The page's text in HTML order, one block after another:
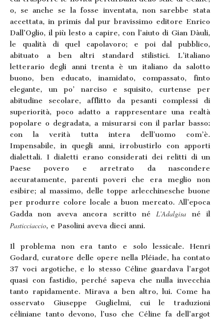
o, se anche se la fosse inventata, non sarebbe stata
accettata, in primis dal pur bravissimo editore Enrico
Dall’Oglio, il più lesto a capire, con l’aiuto di Gian Dàuli,
le qualità di quel capolavoro; e poi dal pubblico,
abituato a ben altri standard stilistici. L’italiano
letterario degli anni trenta è un italiano da salotto
buono, ben educato, inamidato, compassato, finto
elegante, un po’ narciso e squisito, curtense per
abitudine secolare, afflitto da pesanti complessi di
superiorità, poco adatto a rappresentare una realtà
popolare o degradata, a misurarsi con il parlar basso:
con la verità tutta intera dell’uomo com’è.
Impensabile, in quegli anni, irrobustirlo con apporti
dialettali. I dialetti erano considerati dei relitti di un
Paese povero e arretrato da nascondere
accuratamente, parenti poveri che era meglio non
esibire; al massimo, delle toppe arlecchinesche buone
per produrre colore locale a buon mercato. All’epoca
Gadda non aveva ancora scritto néL’Adalgisa né il
Pasticciaccio, e Pasolini aveva dieci anni.
Il problema non era tanto e solo lessicale. Henri
Godard, curatore delle opere nella Pléiade, ha contato
37 voci argotiche, e lo stesso Céline guardava l’argot
quasi con fastidio, perché sapeva che nulla invecchia
tanto rapidamente. Mirava a ben altro, lui. Come ha
osservato Giuseppe Guglielmi, cui le traduzioni
céliniane tanto devono, l’uso che Céline fa dell’argot